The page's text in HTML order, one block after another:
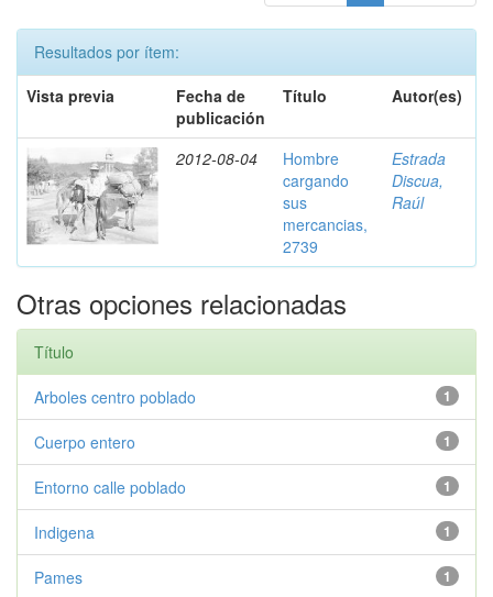
Resultados por ítem:
Vista previa
Fecha de
publicación
Título Autor(es)
2012-08-04
Hombre
cargando
sus
mercancias,
2739
Estrada
Discua,
Raúl
Otras opciones relacionadas
Título
1
Arboles centro poblado
1
Cuerpo entero
1
Entorno calle poblado
1
Indigena
1
Pames